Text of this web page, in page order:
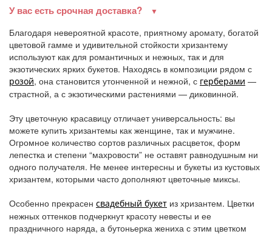
У вас есть срочная доставка?
Благодаря невероятной красоте, приятному аромату, богатой
цветовой гамме и удивительной стойкости хризантему
используют как для романтичных и нежных, так и для
экзотических ярких букетов. Находясь в композиции рядом с
розой, она становится утонченной и нежной, с герберами —
страстной, а с экзотическими растениями — диковинной.
Эту цветочную красавицу отличает универсальность: вы
можете купить хризантемы как женщине, так и мужчине.
Огромное количество сортов различных расцветок, форм
лепестка и степени “махровости” не оставят равнодушным ни
одного получателя. Не менее интересны и букеты из кустовых
хризантем, которыми часто дополняют цветочные миксы.
Особенно прекрасен свадебный букет из хризантем. Цветки
нежных оттенков подчеркнут красоту невесты и ее
праздничного наряда, а бутоньерка жениха с этим цветком